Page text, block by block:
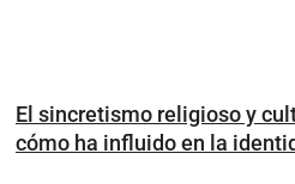
El sincretismo religioso y
cómo ha influido en la